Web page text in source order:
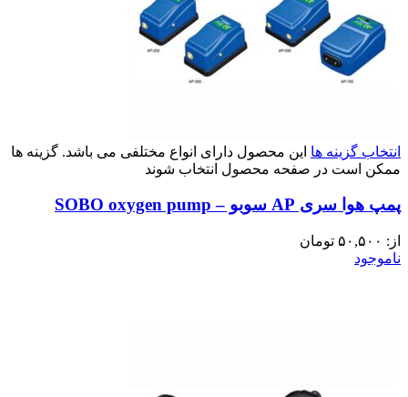
انتخاب گزینه ها این محصول دارای انواع مختلفی می باشد. گزینه ها
ممکن است در صفحه محصول انتخاب شوند
پمپ هوا سری AP سوبو – SOBO oxygen pump
از: ۵۰,۵۰۰ تومان
ناموجود